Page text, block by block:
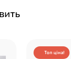
Топ ціна!